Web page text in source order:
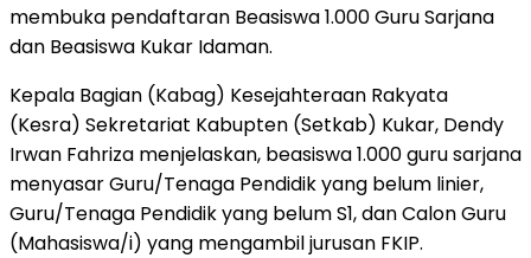
membuka pendaftaran Beasiswa 1.000 Guru Sarjana
dan Beasiswa Kukar Idaman.
Kepala Bagian (Kabag) Kesejahteraan Rakyata
(Kesra) Sekretariat Kabupten (Setkab) Kukar, Dendy
Irwan Fahriza menjelaskan, beasiswa 1.000 guru sarjana
menyasar Guru/Tenaga Pendidik yang belum linier,
Guru/Tenaga Pendidik yang belum S1, dan Calon Guru
(Mahasiswa/i) yang mengambil jurusan FKIP.